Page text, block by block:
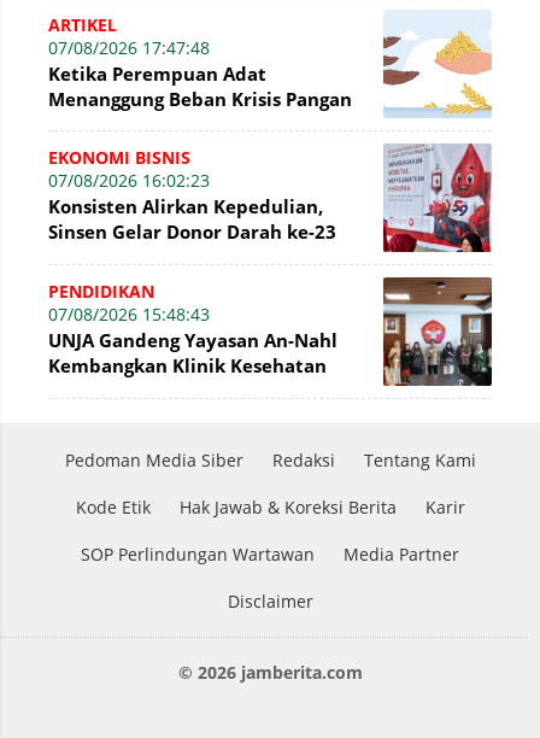
Nyata
ARTIKEL
07/08/2026 17:47:48
Ketika Perempuan Adat
Menanggung Beban Krisis Pangan
EKONOMI BISNIS
07/08/2026 16:02:23
Konsisten Alirkan Kepedulian,
Sinsen Gelar Donor Darah ke-23
Sinsen
PENDIDIKAN
07/08/2026 15:48:43
UNJA Gandeng Yayasan An-Nahl
Kembangkan Klinik Kesehatan
Pedoman Media Siber Redaksi Tentang Kami
Kode Etik Hak Jawab & Koreksi Berita Karir
SOP Perlindungan Wartawan Media Partner
Disclaimer
© 2026 jamberita.com